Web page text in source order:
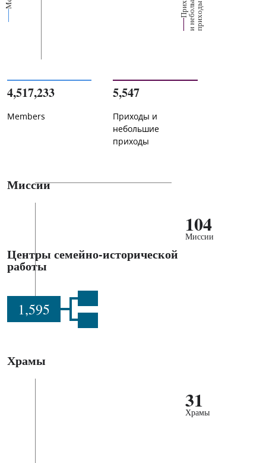
х
ь
еы
4,517,233
Members
5,547
Приходы и
небольшие
приходы
Миссии
104
Миссии
Центры семейно-исторической
работы
1,595
Храмы
31
Храмы